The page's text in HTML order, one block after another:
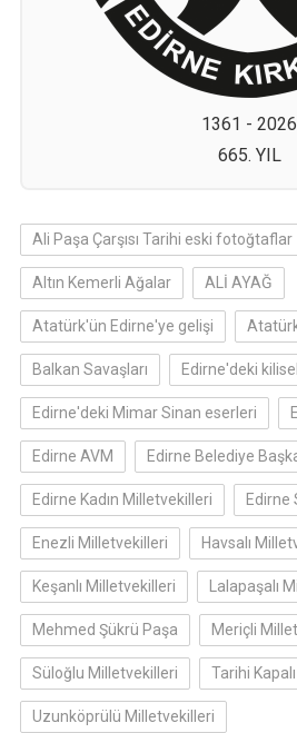
1361 - 2026
665. YIL
Ali Paşa Çarşısı Tarihi eski fotoğtaflar
Altın Kemerli Ağalar ALİ AYAĞ
Atatürk'ün Edirne'ye gelişi
Balkan Savaşları Edirne'deki
Edirne'deki Mimar Sinan eserleri
Edirne AVM Edirne Belediye
Edirne Kadın Milletvekilleri Edirne
Enezli Milletvekilleri Havsalı
Keşanlı Milletvekilleri Lalapaşalı
Mehmed Şükrü Paşa Meriçli
Süloğlu Milletvekilleri Tarihi
Uzunköprülü Milletvekilleri